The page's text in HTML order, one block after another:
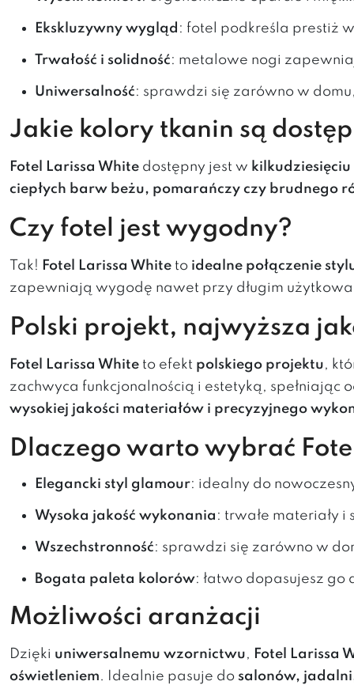
Ekskluzywny wygląd : fotel podkreśla prestiż
Trwałość i solidność: metalowe nogi
Uniwersalność: sprawdzi się zarówno w
Jakie kolory tkanin są
Fotel Larissa White dostępny jest w
ciepłych barw beżu, pomarańczy czy brudnego
Czy fotel jest wygodny?
Tak! Fotel Larissa White to idealne połączenie
zapewniają wygodę nawet przy długim
Polski projekt, najwyższa
Fotel Larissa White to efekt polskiego projektu,
zachwyca funkcjonalnością i estetyką,
wysokiej jakości materiałów i precyzyjnego
Dlaczego warto wybrać
Elegancki styl glamour: idealny do
Wysoka jakość wykonania : trwałe materiały i
Wszechstronność: sprawdzi się zarówno w
Bogata paleta kolorów: łatwo dopasujesz
Możliwości aranżacji
Dzięki uniwersalnemu wzornictwu, Fotel Larissa
oświetleniem. Idealnie pasuje do salonów,